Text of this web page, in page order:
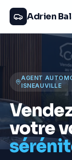
Adrien
AGENT
ISNEAUVILLE
votre